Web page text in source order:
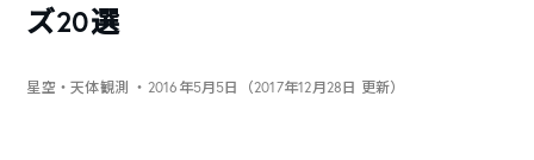
ズ20選
星空・天体観測 ・2016年5月5日（2017年12月28日 更新）